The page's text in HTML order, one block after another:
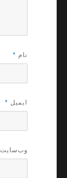
نام *
ایمیل *
وب‌سایت